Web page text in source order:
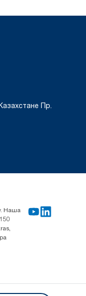
Пр.
Наша